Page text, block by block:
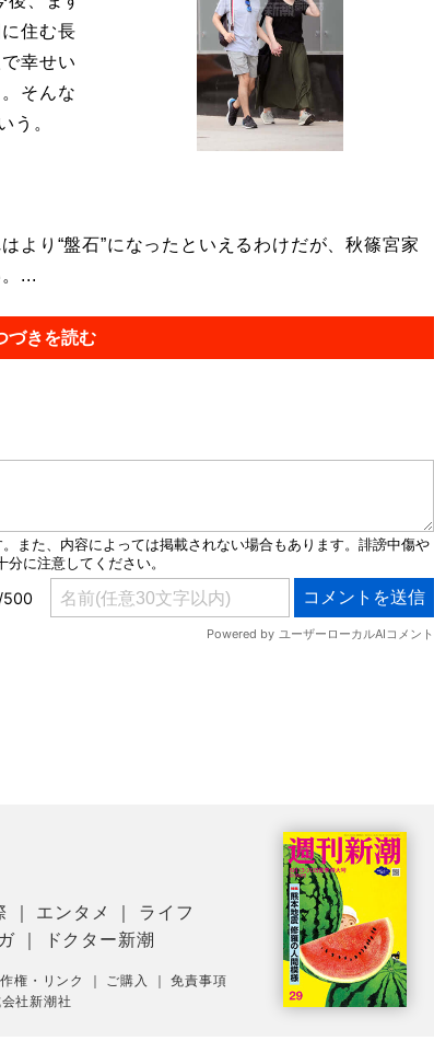
住む長
幸せい
そんな
う。
より“盤石”になったといえるわけだが、秋篠宮家
...
づきを読む
エンタメ
ライフ
ドクター新潮
権・リンク ご購入 ｜免責事項
社新潮社